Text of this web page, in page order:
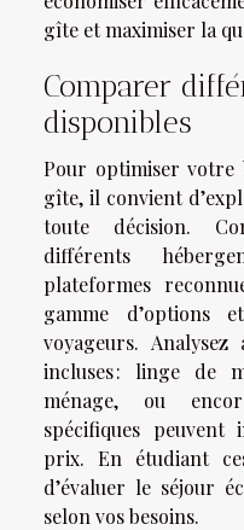
gîte et maximiser la
Comparer
disponibles
Pour optimiser
gîte, il convient
toute décision.
différents
plateformes
gamme d’options
voyageurs.
incluses : linge de
ménage, ou
spécifiques
prix. En étudiant
d’évaluer le séjour
selon vos besoins.